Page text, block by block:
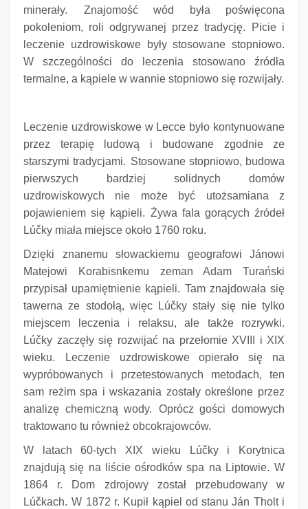
minerały.
Znajomość wód była poświęcona
pokoleniom, roli odgrywanej przez tradycję.
Picie i
leczenie uzdrowiskowe były stosowane stopniowo.
W szczególności do leczenia stosowano źródła
termalne, a kąpiele w wannie stopniowo się rozwijały.
Leczenie uzdrowiskowe w Lecce było kontynuowane
przez terapię ludową i budowane zgodnie ze
starszymi tradycjami. Stosowane stopniowo, budowa
pierwszych bardziej solidnych domów
uzdrowiskowych nie może być utożsamiana z
pojawieniem się kąpieli. Żywa fala gorących źródeł
Lúčky miała miejsce około 1760 roku.
Dzięki znanemu słowackiemu geografowi Jánowi
Matejowi Korabisnkemu zeman Adam Turański
przypisał upamiętnienie kąpieli. Tam znajdowała się
tawerna ze stodołą, więc Lúčky stały się nie tylko
miejscem leczenia i relaksu, ale także rozrywki.
Lúčky zaczęły się rozwijać na przełomie XVIII i XIX
wieku.
Leczenie uzdrowiskowe opierało się na
wypróbowanych i przetestowanych metodach, ten
sam reżim spa i wskazania zostały określone przez
analizę chemiczną wody.
Oprócz gości domowych
traktowano tu również obcokrajowców.
W latach 60-tych XIX wieku Lúčky i Korytnica
znajdują się na liście ośrodków spa na Liptowie. W
1864 r. Dom zdrojowy został przebudowany w
Lúčkach. W 1872 r. Kupił kąpiel od stanu Ján Tholt i